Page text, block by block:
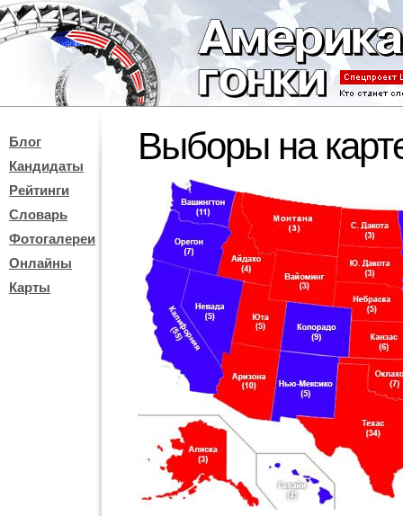
Блог
Кандидаты
Рейтинги
Словарь
Фотогалереи
Онлайны
Карты
Выборы на